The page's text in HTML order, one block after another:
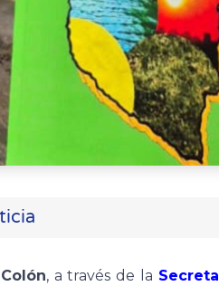
, a través de la